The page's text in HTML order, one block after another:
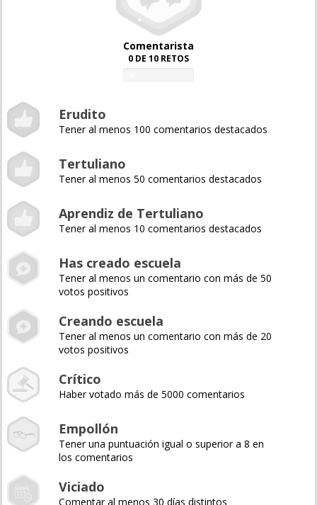
Comentarista
0 DE 10 RETOS
Erudito
Tener al menos 100 comentarios destacados
Tertuliano
Tener al menos 50 comentarios destacados
Aprendiz de Tertuliano
Tener al menos 10 comentarios destacados
Has creado escuela
Tener al menos un comentario con más de 50
votos positivos
Creando escuela
Tener al menos un comentario con más de 20
votos positivos
Crítico
Haber votado más de 5000 comentarios
Empollón
Tener una puntuación igual o superior a 8 en
los comentarios
Viciado
Comentar al menos 30 días distintos